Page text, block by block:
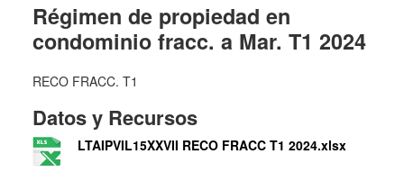
Régimen de propiedad en
condominio fracc. a Mar. T1 2024
RECO FRACC. T1
Datos y Recursos
LTAIPVIL15XXVII RECO FRACC T1 2024.xlsx